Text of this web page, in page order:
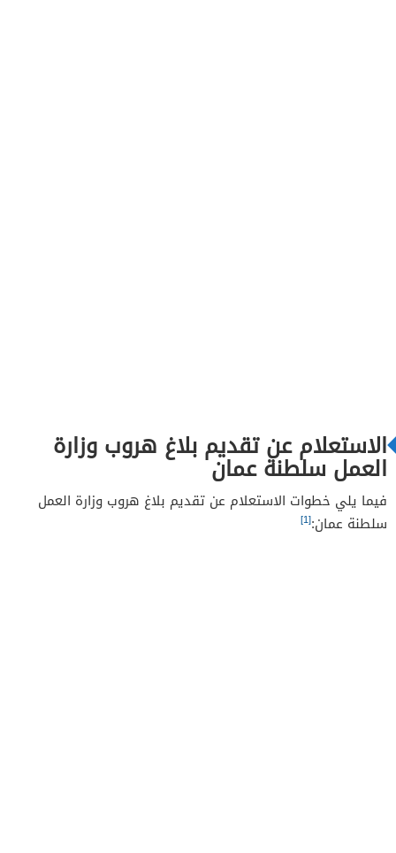
الاستعلام عن تقديم بلاغ هروب وزارة
العمل سلطنة عمان
فيما يلي خطوات الاستعلام عن تقديم بلاغ هروب وزارة العمل
سلطنة عمان:[1]